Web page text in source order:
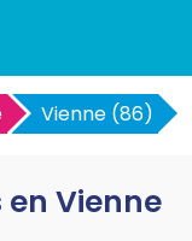
Vienne (86)
Vienne